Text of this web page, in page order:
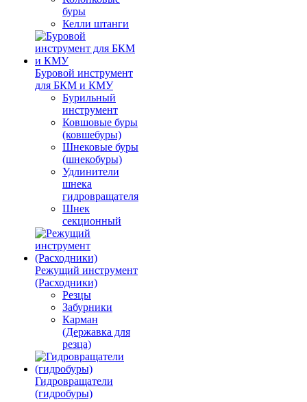
буры
Келли штанги
Буровой инструмент
для БКМ и КМУ
Бурильный
инструмент
Ковшовые буры
(ковшебуры)
Шнековые буры
(шнекобуры)
Удлинители
шнека
гидровращателя
Шнек
секционный
Режущий инструмент
(Расходники)
Резцы
Забурники
Карман
(Державка для
резца)
Гидровращатели
(гидробуры)